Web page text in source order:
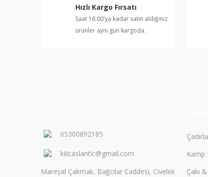
Ürün fiyatı diğer sitelerden daha pahalı.
Hızlı Kargo Fırsatı
Saat 16:00'ya kadar satın aldığınız
ürünler aynı gün kargoda.
05300892185
kilicaslantic@gmail.com
Mareşal Çakmak, Bağcılar Caddesi, Civelek
Kamp
Çakı